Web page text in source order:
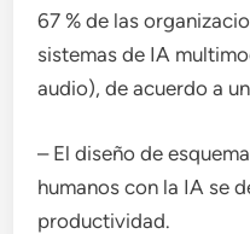
67 % de las
sistemas de IA
audio), de acuerdo a
– El diseño de
humanos con la IA se
productividad.